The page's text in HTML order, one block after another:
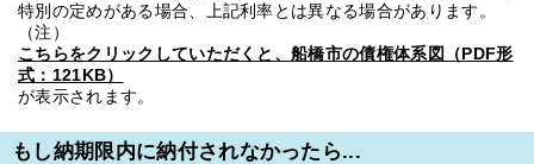
特別の定めがある場合、上記利率とは異なる場合があります。
（注）
こちらをクリックしていただくと、船橋市の債権体系図（PDF形
式：121KB）
が表示されます。
もし納期限内に納付されなかったら...